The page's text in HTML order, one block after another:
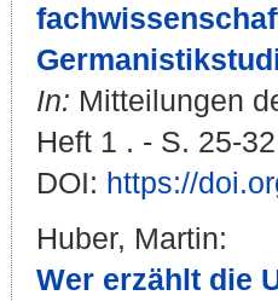
In: Mitteilungen
Heft 1 . - S. 25-
DOI: https://
Huber, Martin:
Wer erzählt die